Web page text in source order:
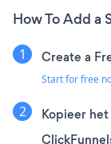
How To Add a
Create a
Start for free
Kopieer